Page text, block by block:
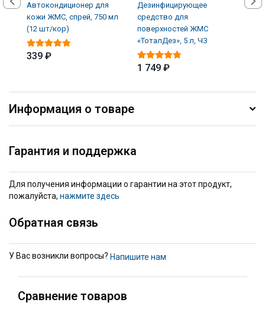
Автокондиционер для
кожи ЖМС, спрей, 750 мл
(12 шт/кор)
339 ₽
Дезинфицирующее
средство для
поверхностей ЖМС
«ТоталДез», 5 л, ЧЗ
1 749 ₽
Информация о товаре
Гарантия и поддержка
Для получения информации о гарантии на этот продукт,
пожалуйста, нажмите здесь
Обратная связь
У Вас возникли вопросы? Напишите нам
Сравнение товаров